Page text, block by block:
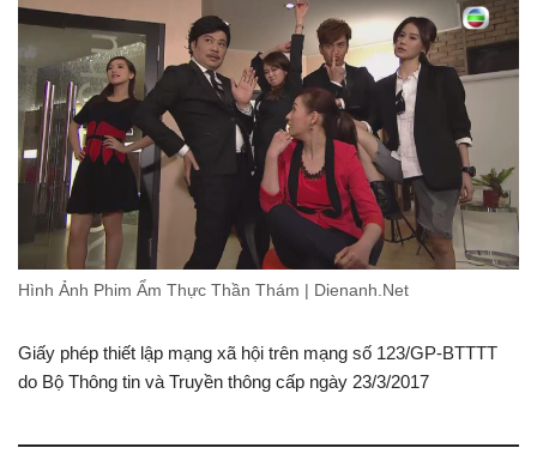
Hình Ảnh Phim Ẩm Thực Thần Thám | Dienanh.Net
Giấy phép thiết lập mạng xã hội trên mạng số 123/GP-BTTTT
do Bộ Thông tin và Truyền thông cấp ngày 23/3/2017